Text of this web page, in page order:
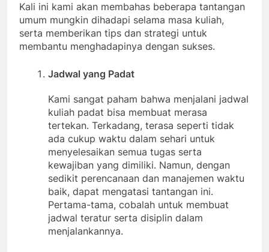
Kali ini kami akan membahas beberapa tantangan
umum mungkin dihadapi selama masa kuliah,
serta memberikan tips dan strategi untuk
membantu menghadapinya dengan sukses.
Jadwal yang Padat
Kami sangat paham bahwa menjalani jadwal
kuliah padat bisa membuat merasa
tertekan. Terkadang, terasa seperti tidak
ada cukup waktu dalam sehari untuk
menyelesaikan semua tugas serta
kewajiban yang dimiliki. Namun, dengan
sedikit perencanaan dan manajemen waktu
baik, dapat mengatasi tantangan ini.
Pertama-tama, cobalah untuk membuat
jadwal teratur serta disiplin dalam
menjalankannya.